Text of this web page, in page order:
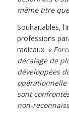
même titre
Souhaitables,
professions
radicaux. «
décalage de
développées
opérationnelle
sont
non-